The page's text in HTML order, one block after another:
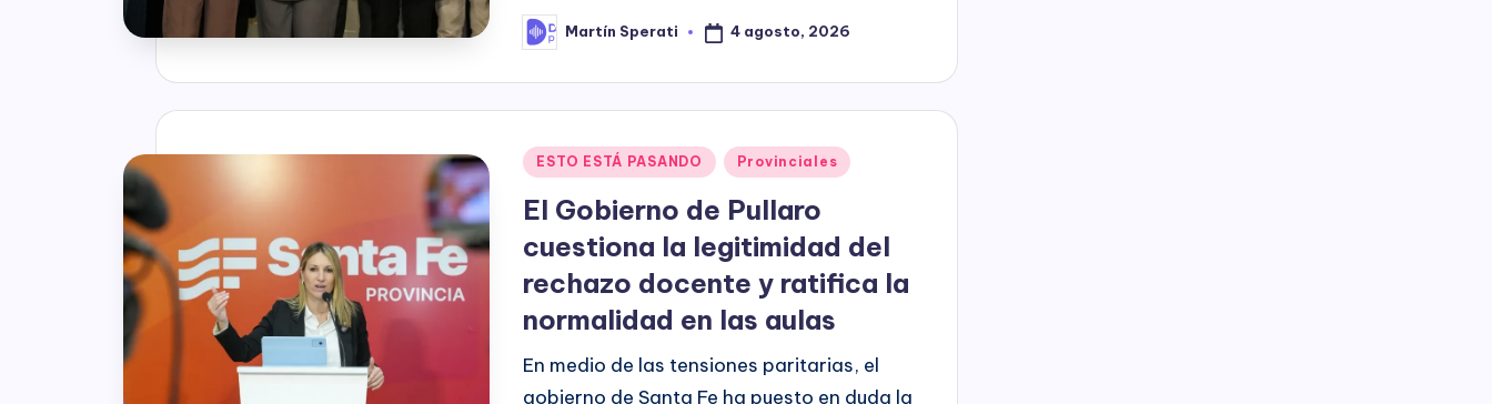
Posted
by
Martín Sperati 4 agosto, 2026
Posted
ESTO ESTÁ PASANDO Provinciales
El Gobierno de Pullaro
cuestiona la legitimidad del
rechazo docente y ratifica la
normalidad en las aulas
En medio de las tensiones paritarias, el
gobierno de Santa Fe ha puesto en duda la